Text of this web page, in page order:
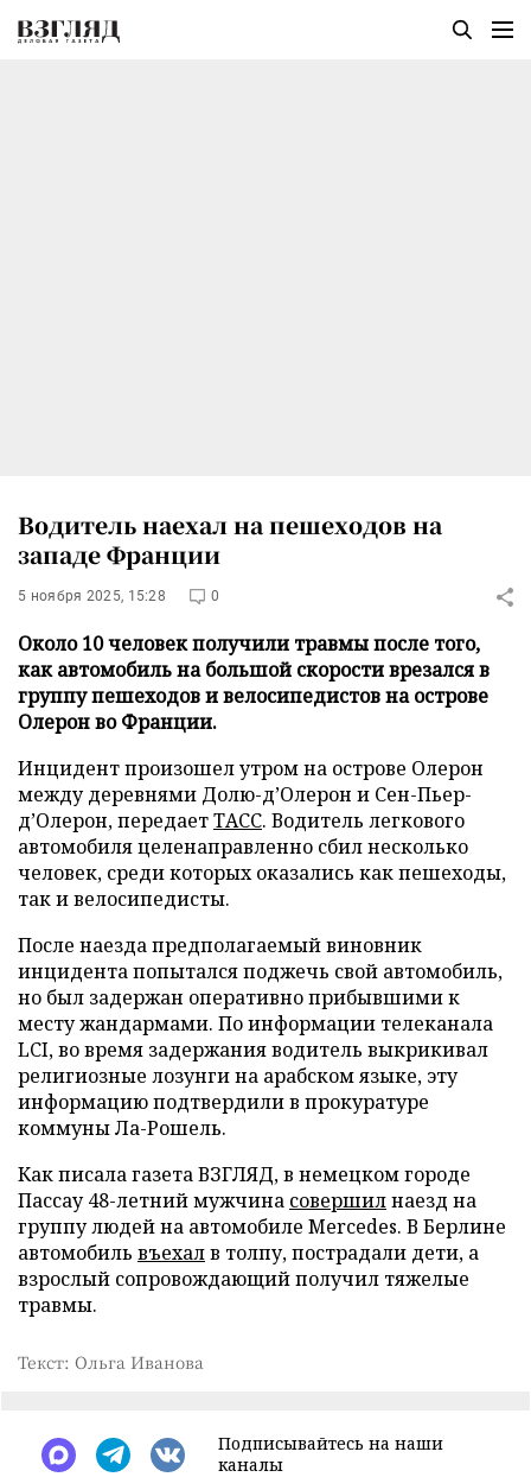
Водитель наехал на пешеходов на
западе Франции
5 ноября 2025, 15:28 0
Около 10 человек получили травмы после того,
как автомобиль на большой скорости врезался в
группу пешеходов и велосипедистов на острове
Олерон во Франции.
Инцидент произошел утром на острове Олерон
между деревнями Долю-д’Олерон и Сен-Пьер-
д’Олерон, передаетТАСС. Водитель легкового
автомобиля целенаправленно сбил несколько
человек, среди которых оказались как пешеходы,
так и велосипедисты.
После наезда предполагаемый виновник
инцидента попытался поджечь свой автомобиль,
но был задержан оперативно прибывшими к
месту жандармами. По информации телеканала
LCI, во время задержания водитель выкрикивал
религиозные лозунги на арабском языке, эту
информацию подтвердили в прокуратуре
коммуны Ла-Рошель.
Как писала газета ВЗГЛЯД, в немецком городе
Пассау 48-летний мужчина совершилнаезд на
группу людей на автомобиле Mercedes. В Берлине
автомобиль въехалв толпу, пострадали дети, а
взрослый сопровождающий получил тяжелые
травмы.
Текст: Ольга Иванова
Подписывайтесь на наши
каналы